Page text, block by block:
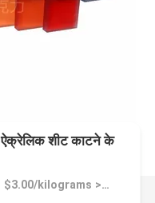
ऐक्रेलिक शीट काटने के
मूल्य：$3.00/kilograms >=300 kilograms